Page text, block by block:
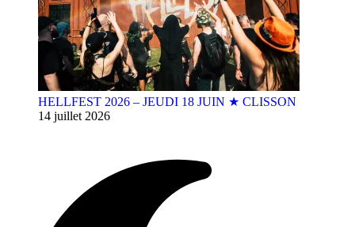
HELLFEST 2026 – JEUDI 18 JUIN ★ CLISSON
14 juillet 2026